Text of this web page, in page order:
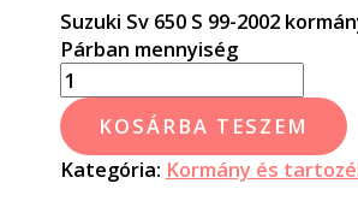
Suzuki Sv 650 S 99-2002
Párban mennyiség
KOSÁRBA TESZEM
Kategória: Kormány és